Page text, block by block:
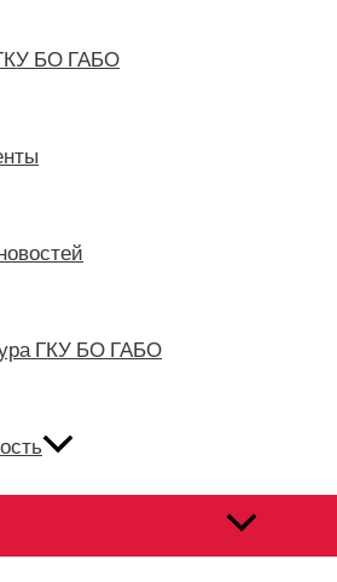
БО ГАБО
ГКУ БО ГАБО